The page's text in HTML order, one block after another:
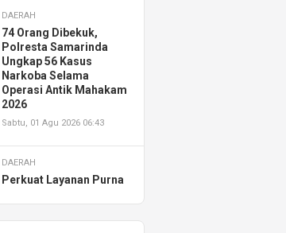
DAERAH
74 Orang Dibekuk,
Polresta Samarinda
Ungkap 56 Kasus
Narkoba Selama
Operasi Antik Mahakam
2026
Sabtu, 01 Agu 2026 06:43
DAERAH
Perkuat Layanan Purna
Resmikan AHASS